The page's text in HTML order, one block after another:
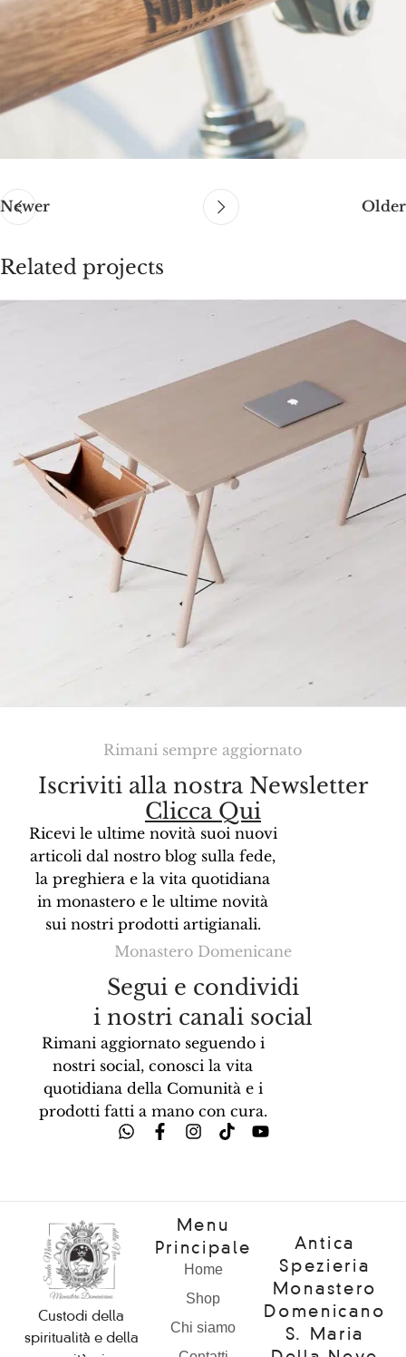
Newer Older
Related projects
Decor
Et vestibulum quis a suspendisse
Rimani sempre aggiornato
Iscriviti alla nostra Newsletter
Clicca Qui
Ricevi le ultime novità suoi nuovi
articoli dal nostro blog sulla fede,
la preghiera e la vita quotidiana
in monastero e le ultime novità
sui nostri prodotti artigianali.
Monastero Domenicane
Segui e condividi
i nostri canali social
Rimani aggiornato seguendo i
nostri social, conosci la vita
quotidiana della Comunità e i
prodotti fatti a mano con cura.
Custodi della
spiritualità e della
Menu
Principale
Home
Shop
Chi siamo
Antica
Spezieria
Monastero
Domenicano
S. Maria